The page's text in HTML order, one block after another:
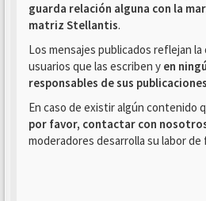
guarda relación alguna con la
matriz Stellantis.
Los mensajes publicados reflejan
usuarios que las escriben y en
responsables de sus publicaciones
En caso de existir algún contenido
por favor, contactar con
moderadores desarrolla su labor